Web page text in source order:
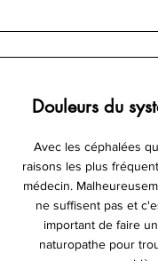
Douleurs du
Avec les céphalées
raisons les plus
médecin.
ne suffisent pas et
important de faire
naturopathe pour